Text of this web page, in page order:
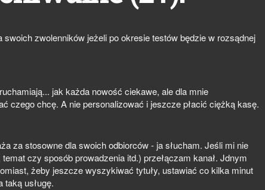
zwolenników jeżeli po okresie testów będzie w rozsądnej
jak każda nowość ciekawe, ale dla mnie
czego chcę. A nie personalizować i jeszcze płacić ciężką kasę.
za stosowne dla swoich odbiorców - ja słucham. Jeśli mi nie
czy sposób prowadzenia itd.) przełączam kanał. Jdnym
żeby jeszcze wyszykiwać tytuły, ustawiać co kilka minut
taką usługę.